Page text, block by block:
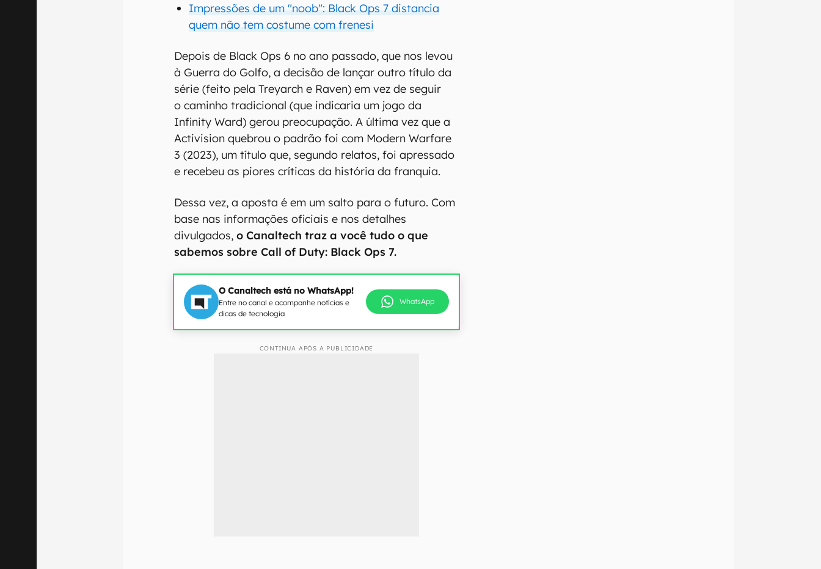
Impressões de um "noob": Black Ops 7 distancia
quem não tem costume com frenesi
Depois de Black Ops 6 no ano passado, que nos levou
à Guerra do Golfo, a decisão de lançar outro título da
série (feito pela Treyarch e Raven) em vez de seguir
o caminho tradicional (que indicaria um jogo da
Infinity Ward) gerou preocupação. A última vez que a
Activision quebrou o padrão foi com Modern Warfare
3 (2023), um título que, segundo relatos, foi apressado
e recebeu as piores críticas da história da franquia.
Dessa vez, a aposta é em um salto para o futuro. Com
base nas informações oficiais e nos detalhes
divulgados,o Canaltech traz a você tudo o que
sabemos sobre Call of Duty: Black Ops 7.
O Canaltech está no WhatsApp!
Entre no canal e acompanhe notícias e
dicas de tecnologia
WhatsApp
CONTINUA APÓS A PUBLICIDADE